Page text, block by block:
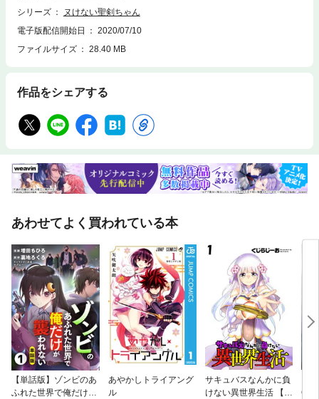
シリーズ
ヌけない聖剣ちゃん
電子版配信開始日
2020/07/10
ファイルサイズ
28.40 MB
作品をシェアする
あわせてよく買われている本
【単話版】ゾンビのあ
ふれた世界で俺だけが
あやかしトライアング
ル
サキュバスなんかに負
けない異世界生活 【連
OG